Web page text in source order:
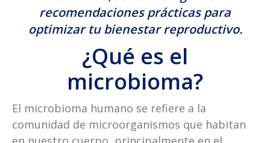
recomendaciones prácticas para
optimizar tu bienestar reproductivo.
¿Qué es el
microbioma?
El microbioma humano se refiere a la
comunidad de microorganismos que habitan